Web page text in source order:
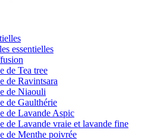
essentielles
de Tea tree
de Ravintsara
de Niaouli
de Gaulthérie
de Lavande Aspic
de Lavande vraie et lavande fine
de Menthe poivrée